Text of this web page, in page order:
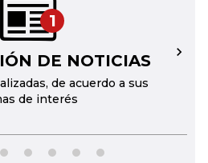
1
DE NOTICIAS
de acuerdo a sus
de interés
→